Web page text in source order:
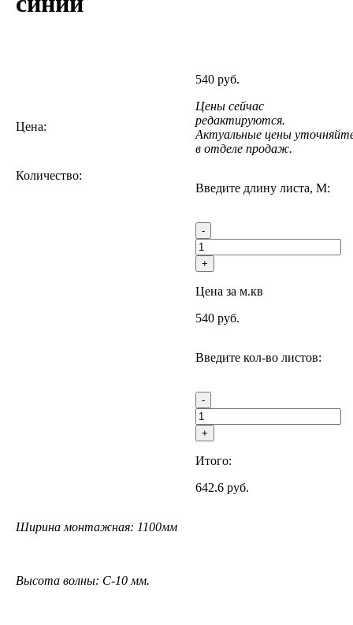
Цена:
540 руб.
Цены сейчас
редактируются.
Актуальные цены
в отделе продаж.
Количество:
Введите длину листа, М:
-
+
Цена за м.кв
540 руб.
Введите кол-во листов:
-
+
Итого:
642.6 руб.
Ширина монтажная: 1100мм
Высота волны: C-10 мм.